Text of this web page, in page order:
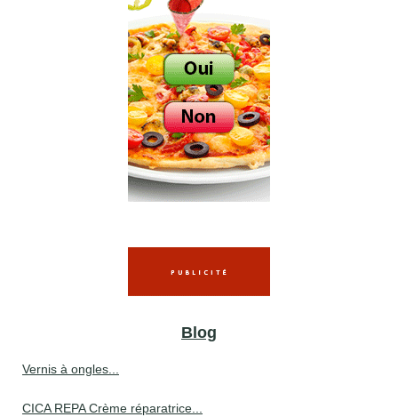
Blog
Vernis à ongles...
CICA REPA Crème réparatrice...